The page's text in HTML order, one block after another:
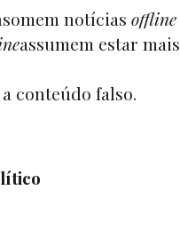
notícias offline
assumem estar mais
conteúdo falso.